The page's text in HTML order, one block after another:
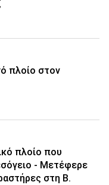
πλοίο στον
πλοίο που
- Μετέφερε
στη Β.